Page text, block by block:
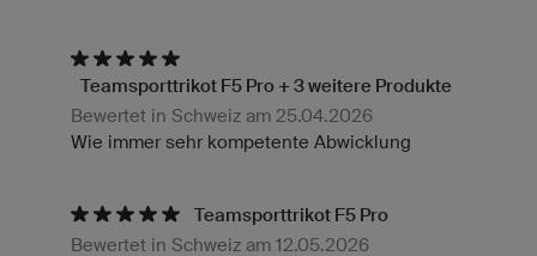
Teamsporttrikot F5 Pro + 3 weitere Produkte
Bewertet in Schweiz am 25.04.2026
Wie immer sehr kompetente Abwicklung
Teamsporttrikot F5 Pro
Bewertet in Schweiz am 12.05.2026